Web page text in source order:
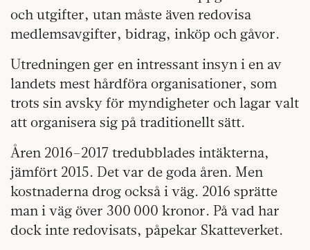
och utgifter, utan måste även redovisa
medlemsavgifter, bidrag, inköp och gåvor.
Utredningen ger en intressant insyn i en av
landets mest hårdföra organisationer, som
trots sin avsky för myndigheter och lagar valt
att organisera sig på traditionellt sätt.
Åren 2016–2017 tredubblades intäkterna,
jämfört 2015. Det var de goda åren. Men
kostnaderna drog också i väg. 2016 sprätte
man i väg över 300 000 kronor. På vad har
dock inte redovisats, påpekar Skatteverket.